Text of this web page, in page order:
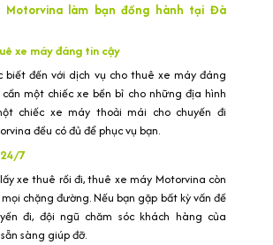
Motorvina làm bạn đồng hành tại Đà
xe máy đáng tin cậy
biết đến với dịch vụ cho thuê xe máy đáng
một chiếc xe bền bỉ cho những địa hình
chiếc xe máy thoải mái cho chuyến đi
đều có đủ để phục vụ bạn.
7
xe thuê rồi đi, thuê xe máy Motorvina còn
chặng đường. Nếu bạn gặp bất kỳ vấn đề
đi, đội ngũ chăm sóc khách hàng của
sàng giúp đỡ.